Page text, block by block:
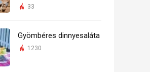
33
Gyömbéres dinnyesaláta
1230